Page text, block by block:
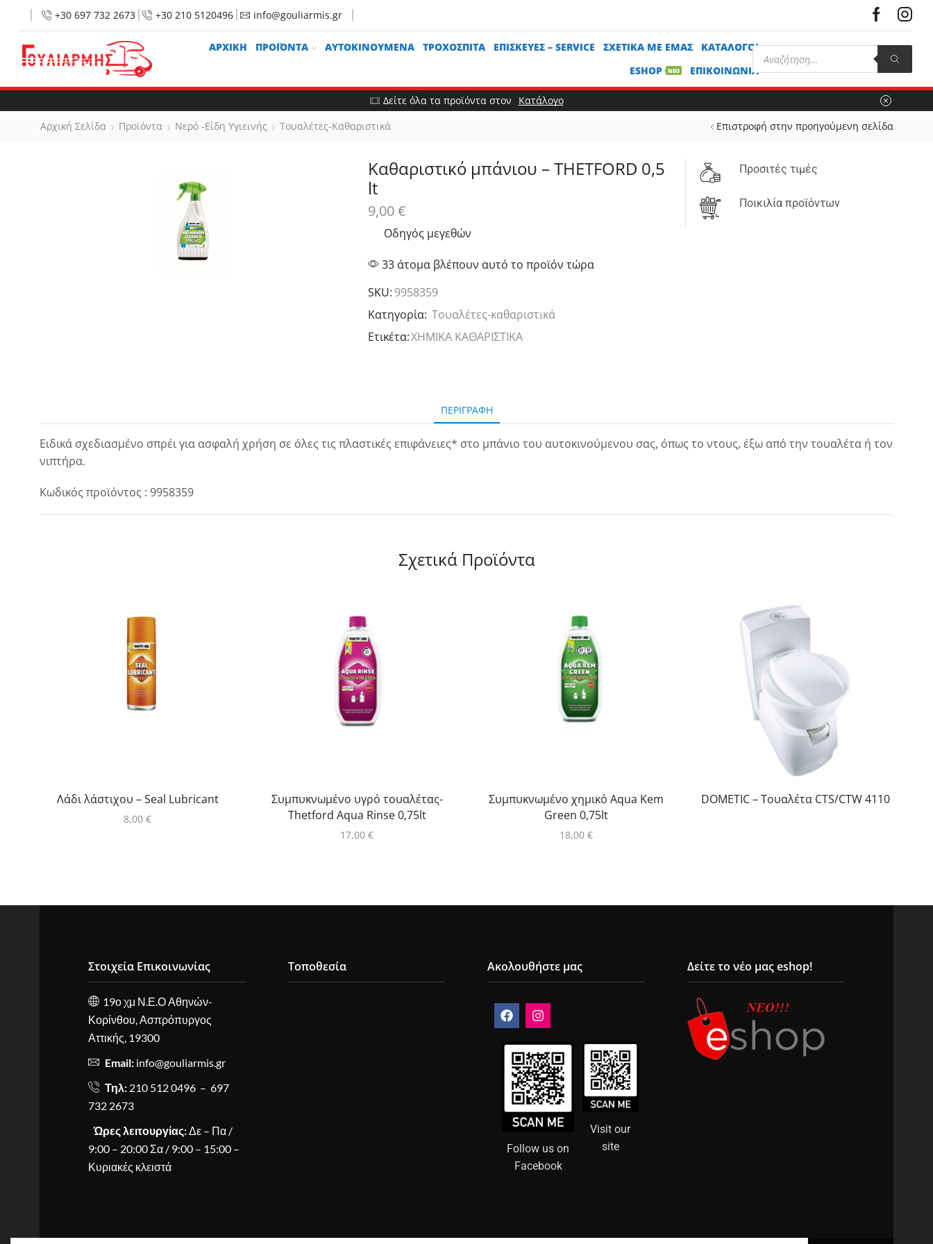
+30 697 732 2673 +30 210 5120496 info@gouliarmis.gr
ΑΡΧΙΚΉ ΠΡΟΪΟΝΤΑ ΑΥΤΟΚΙΝΟΎΜΕΝΑ ΤΡΟΧΌΣΠΙΤΑ ΕΠΙΣΚΕΥΈΣ – SERVICE ΣΧΕΤΙΚΆ ΜΕ ΕΜΆΣ
ΚΑΤΆΛΟΓΟΙ
ESHOP
ΝΕΟ ΕΠΙΚΟΙΝΩΝΊΑ
Δείτε όλα τα προϊόντα στον
Κατάλογο
Αρχική Σελίδα
Προϊόντα Νερό -Είδη Υγιεινής Τουαλέτες-Καθαριστικά Επιστροφή στην προηγούμενη σελίδα
Καθαριστικό μπάνιου – THETFORD 0,5
lt
9,00€
Οδηγός μεγεθών
33 άτομα βλέπουν αυτό το προϊόν τώρα
SKU: 9958359
Κατηγορία: Τουαλέτες-καθαριστικά
Ετικέτα:ΧΗΜΙΚΑ ΚΑΘΑΡΙΣΤΙΚΑ
Προσιτές τιμές
Ποικιλία προϊόντων
ΠΕΡΙΓΡΑΦΉ
Ειδικά σχεδιασμένο σπρέι για ασφαλή χρήση σε όλες τις πλαστικές επιφάνειες* στο μπάνιο του αυτοκινούμενου σας, όπως το ντους, έξω από την τουαλέτα ή τον
νιπτήρα.
Κωδικός προϊόντος : 9958359
Σχετικά Προϊόντα
Λάδι λάστιχου – Seal Lubricant
8,00 €
Συμπυκνωμένο υγρό τουαλέτας-
Thetford Aqua Rinse 0,75lt
17,00 €
Συμπυκνωμένο χημικό Aqua Kem
Green 0,75lt
18,00 €
DOMETIC – Τουαλέτα CTS/CTW 4110
Στοιχεία Επικοινωνίας
19ο χμ Ν.Ε.Ο Αθηνών-
Κορίνθου, Ασπρόπυργος
Αττικής, 19300
Email: info@gouliarmis.gr
Τηλ: 210 512 0496 – 697
732 2673
Ώρες λειτουργίας:Δε – Πα /
9:00 – 20:00 Σα / 9:00 – 15:00 –
Κυριακές κλειστά
Τοποθεσία Ακολουθήστε μας
Follow us on
Facebook
Visit our
site
Δείτε το νέο μας eshop!